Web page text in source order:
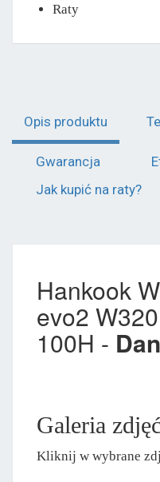
Raty
Opis produktu
Gwarancja
Jak kupić na raty?
Hankook
evo2
100H -
Galeria zdjęć
Kliknij w wybrane